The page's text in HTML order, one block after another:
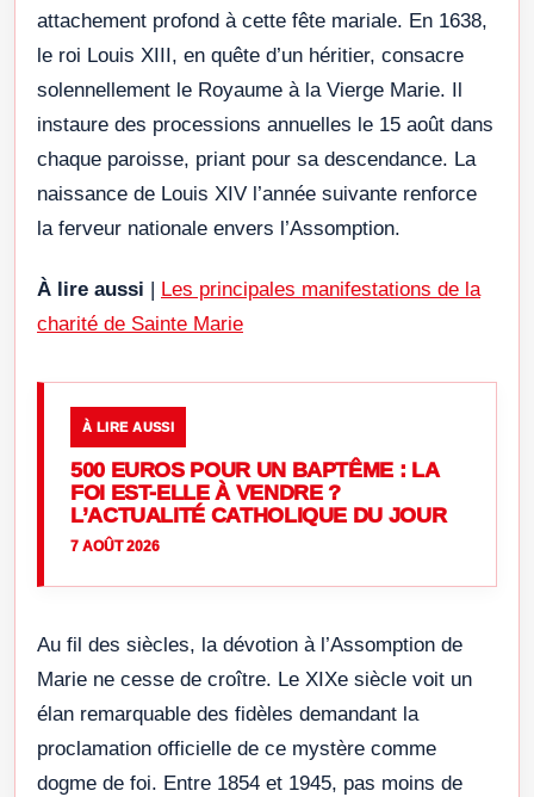
attachement profond à cette fête mariale. En 1638,
le roi Louis XIII, en quête d’un héritier, consacre
solennellement le Royaume à la Vierge Marie. Il
instaure des processions annuelles le 15 août dans
chaque paroisse, priant pour sa descendance. La
naissance de Louis XIV l’année suivante renforce
la ferveur nationale envers l’Assomption.
À lire aussi | Les principales manifestations de la
charité de Sainte Marie
À LIRE AUSSI
500 EUROS POUR UN BAPTÊME : LA
FOI EST-ELLE À VENDRE ?
L’ACTUALITÉ CATHOLIQUE DU JOUR
7 AOÛT 2026
Au fil des siècles, la dévotion à l’Assomption de
Marie ne cesse de croître. Le XIXe siècle voit un
élan remarquable des fidèles demandant la
proclamation officielle de ce mystère comme
dogme de foi. Entre 1854 et 1945, pas moins de